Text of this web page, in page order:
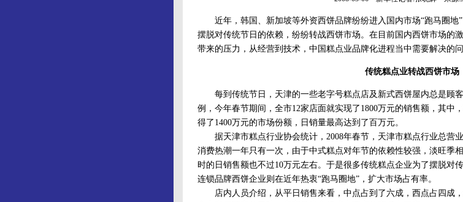
近年，韩国、新加坡等外资西饼品牌纷纷进入国内市场“跑马圈地”
摆脱对传统节日的依赖，纷纷转战西饼市场。在目前国内西饼市场的
带来的压力，从经营到技术，中国糕点业品牌化进程当中需要解决的问
传统糕点业转战西饼市场
每到传统节日，天津的一些老字号糕点店及新式西饼屋内总是顾客
例，今年春节期间，全市12家店面就实现了1800万元的销售额，其中
得了1400万元的市场份额，日销量最高达到了百万元。
据天津市糕点行业协会统计，2008年春节，天津市糕点行业总营
消费热潮一年只有一次，由于中式糕点对年节的依赖性较强，淡旺季
时的日销售额也不过10万元左右。于是很多传统糕点企业为了摆脱对
连锁品牌西饼企业则在近年热衷“跑马圈地”，扩大市场占有率。
店内人员介绍，从平日销售来看，中点占到了六成，西点占四成